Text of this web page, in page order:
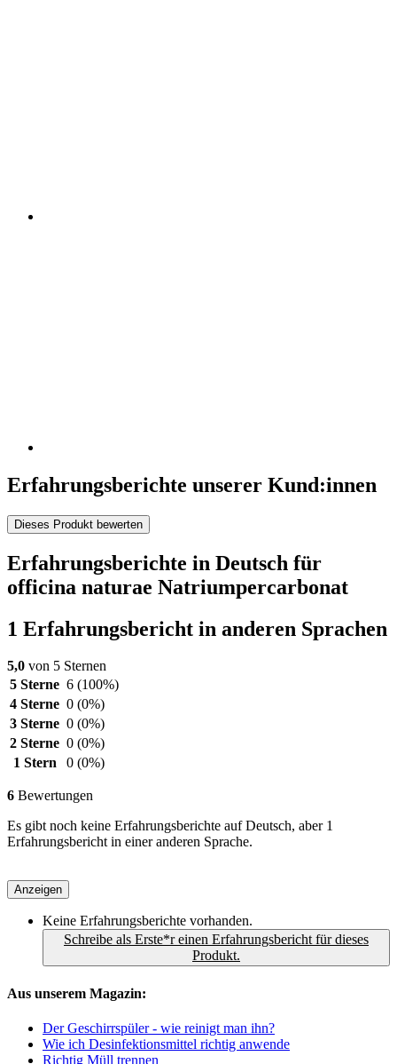
Erfahrungsberichte unserer Kund:innen
Dieses Produkt bewerten
Erfahrungsberichte in Deutsch für
officina naturae Natriumpercarbonat
1 Erfahrungsbericht in anderen Sprachen
5,0 von 5 Sternen
5 Sterne 6 (100%)
4 Sterne 0 (0%)
3 Sterne 0 (0%)
2 Sterne 0 (0%)
1 Stern
0 (0%)
6 Bewertungen
Es gibt noch keine Erfahrungsberichte auf Deutsch, aber 1
Erfahrungsbericht in einer anderen Sprache.
Anzeigen
Keine Erfahrungsberichte vorhanden.
Schreibe als Erste*r einen Erfahrungsbericht für dieses
Produkt.
Aus unserem Magazin:
Der Geschirrspüler - wie reinigt man ihn?
Wie ich Desinfektionsmittel richtig anwende
Richtig Müll trennen